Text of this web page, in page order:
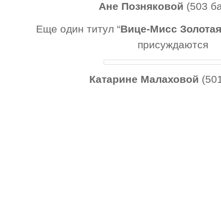
Ане Позняковой (503
Еще один титул “Вице-Мисс
присуждаются
Катарине Малаховой